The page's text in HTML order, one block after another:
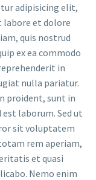
adipisicing elit,
labore et dolore
quis nostrud
ex ea commodo
in
nulla pariatur.
proident, sunt in
laborum. Sed ut
sit voluptatem
rem aperiam,
et quasi
Nemo enim